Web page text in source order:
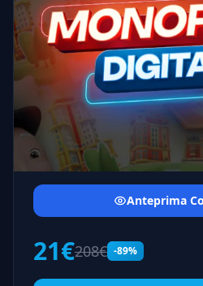
Anteprima
21€208€ -89%